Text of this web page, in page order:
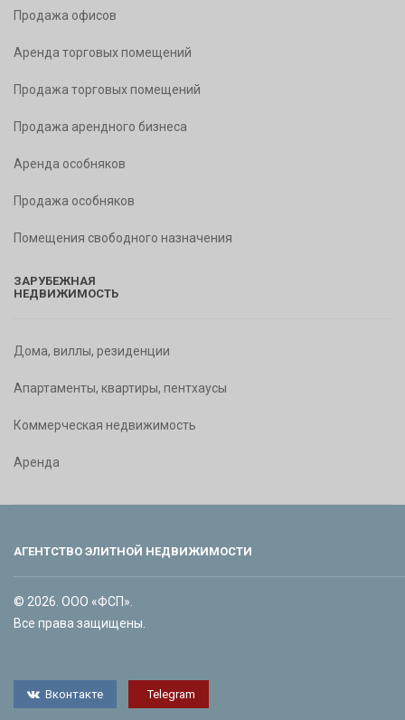
Продажа офисов
Аренда торговых помещений
Продажа торговых помещений
Продажа арендного бизнеса
Аренда особняков
Продажа особняков
Помещения свободного назначения
ЗАРУБЕЖНАЯ
НЕДВИЖИМОСТЬ
Дома, виллы, резиденции
Апартаменты, квартиры, пентхаусы
Коммерческая недвижимость
Аренда
АГЕНТСТВО ЭЛИТНОЙ НЕДВИЖИМОСТИ
© 2026. ООО «ФСП».
Все права защищены.
Вконтакте Telegram